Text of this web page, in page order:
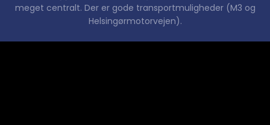
meget centralt. Der er gode transportmuligheder (M3 og
Helsingørmotorvejen).